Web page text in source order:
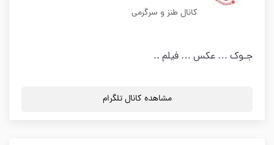
کانال طنز و سرگرمی
جـوک … عکس … فیلم ..
مشاهده کانال تلگرام